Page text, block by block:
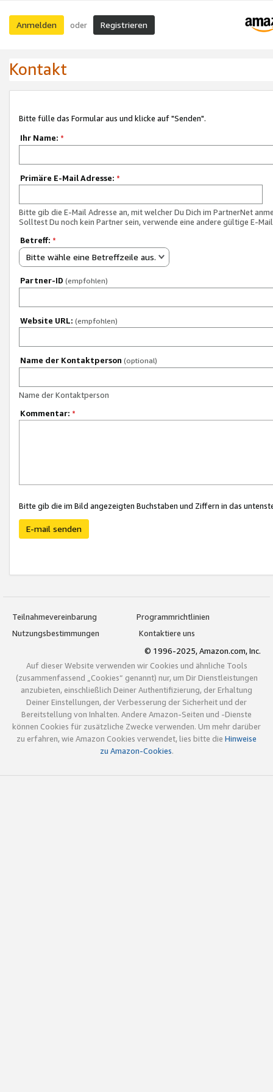
Anmelden oder Registrieren
Kontakt
Bitte fülle das Formular aus und klicke auf "Senden".
Ihr Name: *
Primäre E-Mail Adresse: *
Bitte gib die E-Mail Adresse an, mit welcher Du Dich im PartnerNet
Solltest Du noch kein Partner sein, verwende eine andere gültige E-
Betreff: *
Bitte wähle eine Betreffzeile aus.
Partner-ID (empfohlen)
Website URL: (empfohlen)
Name der Kontaktperson (optional)
Name der Kontaktperson
Kommentar: *
Bitte gib die im Bild angezeigten Buchstaben und Ziffern in das
E-mail senden
Teilnahmevereinbarung
Programmrichtlinien
Nutzungsbestimmungen
Kontaktiere uns
© 1996-2025, Amazon.com, Inc.
Auf dieser Website verwenden wir Cookies und ähnliche Tools
(zusammenfassend „Cookies“ genannt) nur, um Dir Dienstleistungen
anzubieten, einschließlich Deiner Authentifizierung, der Erhaltung
Deiner Einstellungen, der Verbesserung der Sicherheit und der
Bereitstellung von Inhalten. Andere Amazon-Seiten und -Dienste
können Cookies für zusätzliche Zwecke verwenden. Um mehr darüber
zu erfahren, wie Amazon Cookies verwendet, lies bitte die Hinweise
zu Amazon-Cookies.